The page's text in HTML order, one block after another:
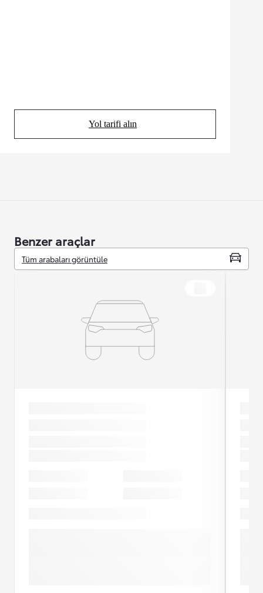
Yol tarifi alın
(Opens in new tab)
Benzer araçlar
Tüm arabaları görüntüle